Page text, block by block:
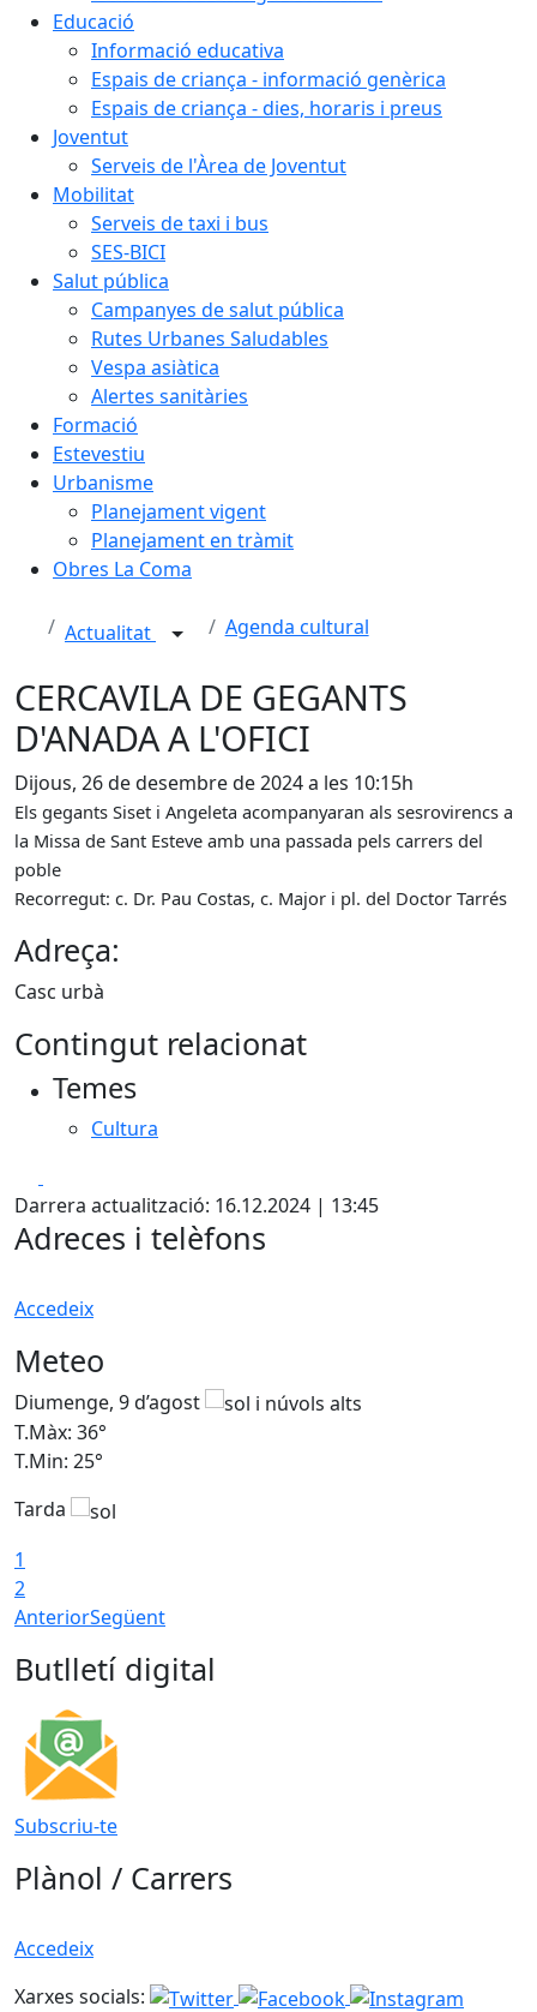
Educació
Informació educativa
Espais de criança - informació genèrica
Espais de criança - dies, horaris i preus
Joventut
Serveis de l'Àrea de Joventut
Mobilitat
Serveis de taxi i bus
SES-BICI
Salut pública
Campanyes de salut pública
Rutes Urbanes Saludables
Vespa asiàtica
Alertes sanitàries
Formació
Estevestiu
Urbanisme
Planejament vigent
Planejament en tràmit
Obres La Coma
Actualitat Agenda cultural
CERCAVILA DE GEGANTS
D'ANADA A L'OFICI
Dijous, 26 de desembre de 2024 a les 10:15h
Els gegants Siset i Angeleta acompanyaran als sesrovirencs a
la Missa de Sant Esteve amb una passada pels carrers del
poble
Recorregut: c. Dr. Pau Costas, c. Major i pl. del Doctor Tarrés
Adreça:
Casc urbà
Contingut relacionat
Temes
Cultura
Darrera actualització: 16.12.2024 | 13:45
Adreces i telèfons
Accedeix
Meteo
Diumenge, 9 d’agost
T.Màx: 36°
T.Min: 25°
Tarda
1
2
AnteriorSegüent
Butlletí digital
Subscriu-te
Plànol / Carrers
Accedeix
Xarxes socials: